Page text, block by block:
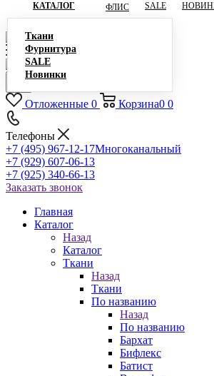
КАТАЛОГ
Ткани
Фурнитура
SALE
Новинки
ФЛИС SALE
Отложенные 0 Корзина0 0
Телефоны
+7 (495) 967-12-17Многоканальный
+7 (929) 607-06-13
+7 (925) 340-66-13
Заказать звонок
Главная
Каталог
Назад
Каталог
Ткани
Назад
Ткани
По названию
Назад
По названию
Бархат
Бифлекс
Батист